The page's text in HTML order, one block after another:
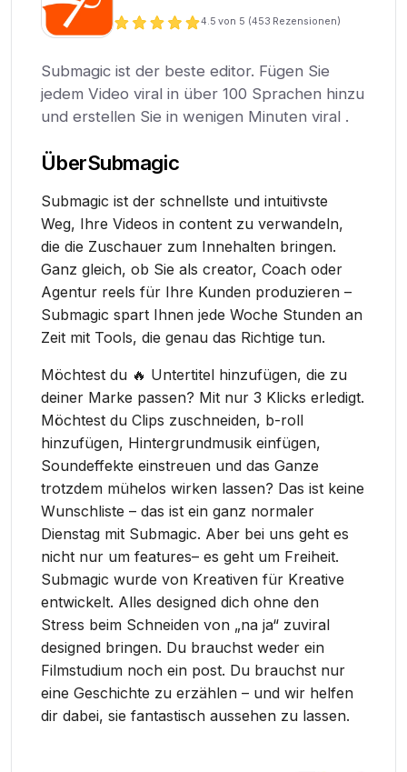
4.5 von 5 (453 Rezensionen)
Submagic ist der beste editor. Fügen Sie
jedem Video viral in über 100 Sprachen hinzu
und erstellen Sie in wenigen Minuten viral .
ÜberSubmagic
Submagic ist der schnellste und intuitivste
Weg, Ihre Videos in content zu verwandeln,
die die Zuschauer zum Innehalten bringen.
Ganz gleich, ob Sie als creator, Coach oder
Agentur reels für Ihre Kunden produzieren –
Submagic spart Ihnen jede Woche Stunden an
Zeit mit Tools, die genau das Richtige tun.
Möchtest du 🔥 Untertitel hinzufügen, die zu
deiner Marke passen? Mit nur 3 Klicks erledigt.
Möchtest du Clips zuschneiden, b-roll
hinzufügen, Hintergrundmusik einfügen,
Soundeffekte einstreuen und das Ganze
trotzdem mühelos wirken lassen? Das ist keine
Wunschliste – das ist ein ganz normaler
Dienstag mit Submagic. Aber bei uns geht es
nicht nur um features– es geht um Freiheit.
Submagic wurde von Kreativen für Kreative
entwickelt. Alles designed dich ohne den
Stress beim Schneiden von „na ja“ zuviral
designed bringen. Du brauchst weder ein
Filmstudium noch ein post. Du brauchst nur
eine Geschichte zu erzählen – und wir helfen
dir dabei, sie fantastisch aussehen zu lassen.